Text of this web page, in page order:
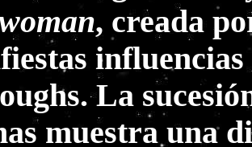
, creada
La
muestra una